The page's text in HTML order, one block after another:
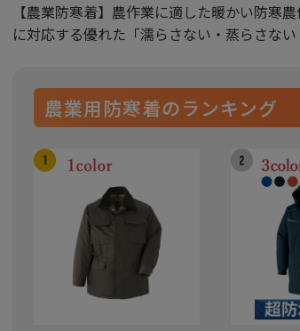
【農業防寒着】農作業に適した暖かい防寒
に対応する優れた「濡らさない・蒸らさな
農業用防寒着のランキング